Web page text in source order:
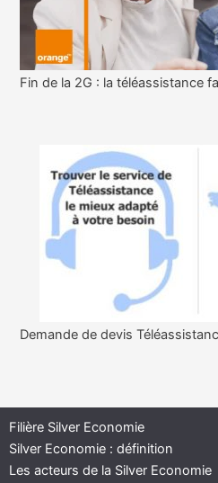
Fin de la 2G : la téléassistance
Demande de devis
Filière Silver Economie
Silver Economie : définition
Les acteurs de la Silver Economie